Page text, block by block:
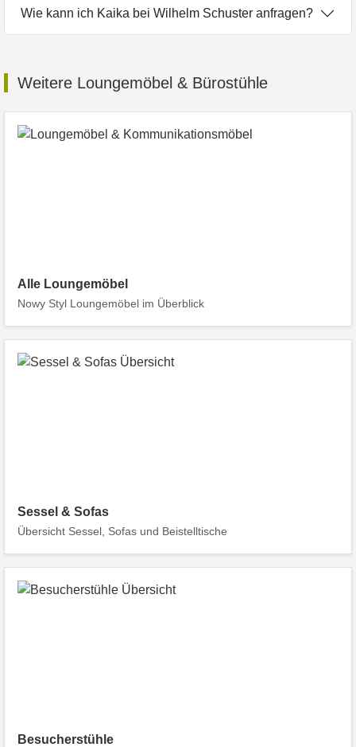
Wie kann ich Kaika bei Wilhelm Schuster anfragen?
Weitere Loungemöbel & Bürostühle
Alle Loungemöbel
Nowy Styl Loungemöbel im Überblick
Sessel & Sofas
Übersicht Sessel, Sofas und Beistelltische
Besucherstühle